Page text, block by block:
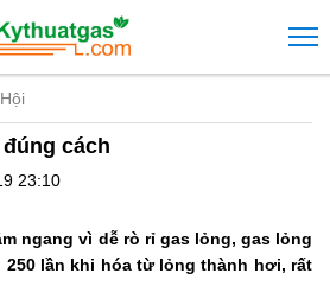
cách
23:10
ngang vì dễ rò rỉ gas lỏng, gas lỏng
lần khi hóa từ lỏng thành hơi, rất